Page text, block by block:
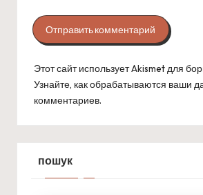
Этот сайт использует Akismet для
Узнайте, как обрабатываются ваши
комментариев.
пошук